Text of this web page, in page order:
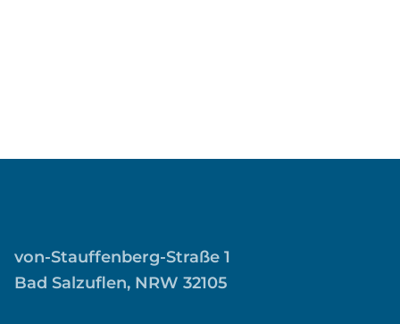
von-Stauffenberg-Straße 1
Bad Salzuflen, NRW 32105